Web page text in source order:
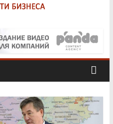
производство
1,3 млрд рублей в